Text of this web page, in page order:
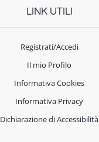
LINK UTILI
Registrati/Accedi
Il mio Profilo
Informativa Cookies
Informativa Privacy
Dichiarazione di Accessibilità